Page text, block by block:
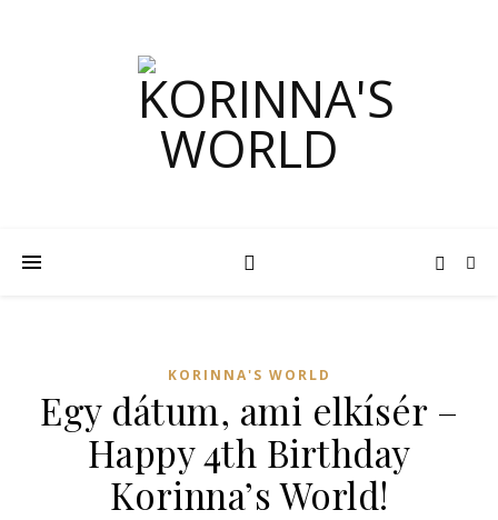
KORINNA'S WORLD
Egy dátum, ami elkísér –
Happy 4th Birthday
Korinna’s World!